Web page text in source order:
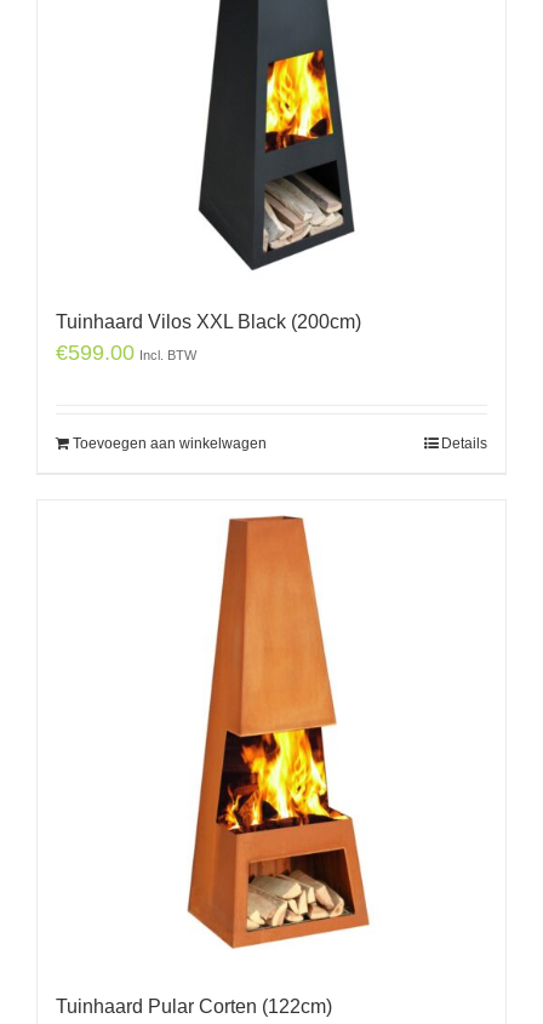
Tuinhaard Vilos XXL Black (200cm)
€599.00 Incl. BTW
Toevoegen aan winkelwagen Details
Tuinhaard Pular Corten (122cm)